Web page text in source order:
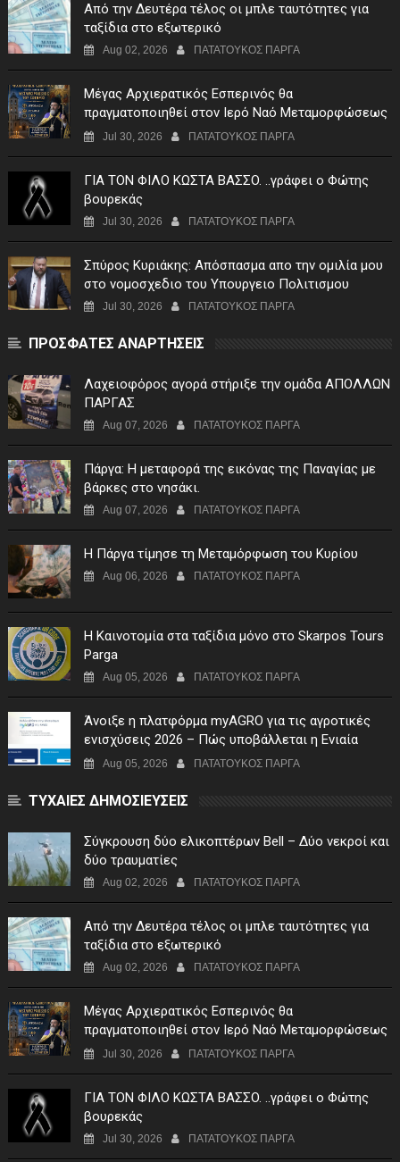
Από την Δευτέρα τέλος οι μπλε ταυτότητες για
ταξίδια στο εξωτερικό
Aug 02, 2026 ΠΑΤΑΤΟΥΚΟΣ ΠΑΡΓΑ
Μέγας Αρχιερατικός Εσπερινός θα
πραγματοποιηθεί στον Ιερό Ναό Μεταμορφώσεως
του Σωτήρος Σταυροχωρίου στης 5 Αυγούστου
Jul 30, 2026 ΠΑΤΑΤΟΥΚΟΣ ΠΑΡΓΑ
ΓIA TON ΦIΛO KΩΣTA BAΣΣO. ..γράφει ο Φώτης
βουρεκάς
Jul 30, 2026 ΠΑΤΑΤΟΥΚΟΣ ΠΑΡΓΑ
Σπύρος Κυριάκης: Απόσπασμα απο την ομιλία μου
στο νομοσχεδιο του Υπουργειο Πολιτισμου
Jul 30, 2026 ΠΑΤΑΤΟΥΚΟΣ ΠΑΡΓΑ
ΠΡΟΣΦΑΤΕΣ ΑΝΑΡΤΗΣΕΙΣ
Λαχειοφόρος αγορά στήριξε την ομάδα ΑΠΟΛΛΩΝ
ΠΑΡΓΑΣ
Aug 07, 2026 ΠΑΤΑΤΟΥΚΟΣ ΠΑΡΓΑ
Πάργα: Η μεταφορά της εικόνας της Παναγίας με
βάρκες στο νησάκι.
Aug 07, 2026 ΠΑΤΑΤΟΥΚΟΣ ΠΑΡΓΑ
Η Πάργα τίμησε τη Μεταμόρφωση του Κυρίου
Aug 06, 2026 ΠΑΤΑΤΟΥΚΟΣ ΠΑΡΓΑ
Η Καινοτομία στα ταξίδια μόνο στο Skarpos Tours
Parga
Aug 05, 2026 ΠΑΤΑΤΟΥΚΟΣ ΠΑΡΓΑ
Άνοιξε η πλατφόρμα myAGRO για τις αγροτικές
ενισχύσεις 2026 – Πώς υποβάλλεται η Ενιαία
Αίτηση Ενίσχυσης
Aug 05, 2026 ΠΑΤΑΤΟΥΚΟΣ ΠΑΡΓΑ
ΤΥΧΑΙΕΣ ΔΗΜΟΣΙΕΥΣΕΙΣ
Σύγκρουση δύο ελικοπτέρων Bell – Δύο νεκροί και
δύο τραυματίες
Aug 02, 2026 ΠΑΤΑΤΟΥΚΟΣ ΠΑΡΓΑ
Από την Δευτέρα τέλος οι μπλε ταυτότητες για
ταξίδια στο εξωτερικό
Aug 02, 2026 ΠΑΤΑΤΟΥΚΟΣ ΠΑΡΓΑ
Μέγας Αρχιερατικός Εσπερινός θα
πραγματοποιηθεί στον Ιερό Ναό Μεταμορφώσεως
του Σωτήρος Σταυροχωρίου στης 5 Αυγούστου
Jul 30, 2026 ΠΑΤΑΤΟΥΚΟΣ ΠΑΡΓΑ
ΓIA TON ΦIΛO KΩΣTA BAΣΣO. ..γράφει ο Φώτης
βουρεκάς
Jul 30, 2026 ΠΑΤΑΤΟΥΚΟΣ ΠΑΡΓΑ